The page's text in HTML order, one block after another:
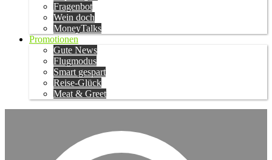
Fragenbot
Wein doch
MoneyTalks
Promotionen
Gute News
Flugmodus
Smart gespart
Reise-Glück
Meat & Greet